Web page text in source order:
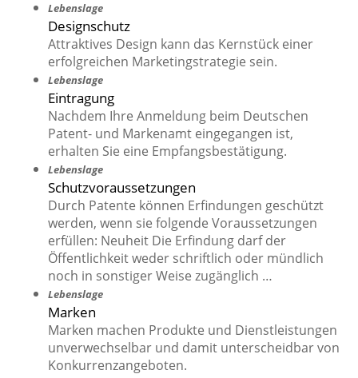
Lebenslage
Designschutz
Attraktives Design kann das Kernstück einer
erfolgreichen Marketingstrategie sein.
Lebenslage
Eintragung
Nachdem Ihre Anmeldung beim Deutschen
Patent- und Markenamt eingegangen ist,
erhalten Sie eine Empfangsbestätigung.
Lebenslage
Schutzvoraussetzungen
Durch Patente können Erfindungen geschützt
werden, wenn sie folgende Voraussetzungen
erfüllen: Neuheit Die Erfindung darf der
Öffentlichkeit weder schriftlich oder mündlich
noch in sonstiger Weise zugänglich …
Lebenslage
Marken
Marken machen Produkte und Dienstleistungen
unverwechselbar und damit unterscheidbar von
Konkurrenzangeboten.